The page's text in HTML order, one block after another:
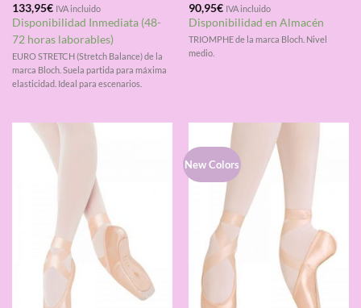
Valorado
con4.50
de 5
133,95€ IVA incluido
Disponibilidad Inmediata (48-
72 horas laborables)
EURO STRETCH (Stretch Balance) de la
marca Bloch. Suela partida para máxima
elasticidad. Ideal para escenarios.
Valorado
con4.50
de 5
90,95€ IVA incluido
Disponibilidad en Almacén
TRIOMPHE de la marca Bloch. Nivel
medio.
New Colors